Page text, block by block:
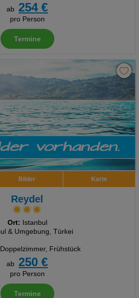
ab
254 €
pro Person
Termine
Bilder Karte
Reydel
Ort: Istanbul
& Umgebung, Türkei
Doppelzimmer, Frühstück
ab
250 €
pro Person
Termine